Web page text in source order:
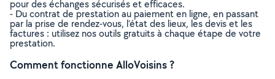
pour des échanges sécurisés et efficaces.
- Du contrat de prestation au paiement en ligne, en passant
par la prise de rendez-vous, l’état des lieux, les devis et les
factures : utilisez nos outils gratuits à chaque étape de votre
prestation.
Comment fonctionne AlloVoisins ?